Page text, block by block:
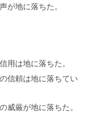
が地に落ちた。
用は地に落ちた。
信頼は地に落ちてい
威厳が地に落ちた。